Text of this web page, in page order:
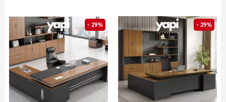
- 29% - 29%